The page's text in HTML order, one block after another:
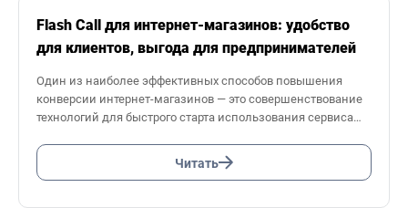
Flash Call для интернет-магазинов: удобство
для клиентов, выгода для предпринимателей
Один из наиболее эффективных способов повышения
конверсии интернет-магазинов — это совершенствование
технологий для быстрого старта использования сервиса
авторизации на сайте по звонку — Flash Call.
Читать